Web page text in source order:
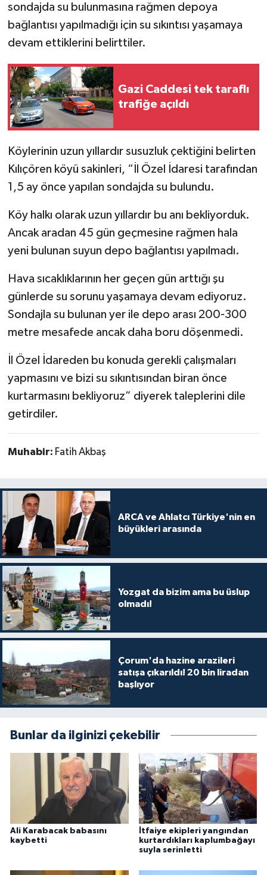
sondajda su bulunmasına rağmen depoya
bağlantısı yapılmadığı için su sıkıntısı yaşamaya
devam ettiklerini belirttiler.
Gazi Caddesi tek taraflı
trafiğe açıldı
Köylerinin uzun yıllardır susuzluk çektiğini belirten
Kılıçören köyü sakinleri, “İl Özel İdaresi tarafından
1,5 ay önce yapılan sondajda su bulundu.
Köy halkı olarak uzun yıllardır bu anı bekliyorduk.
Ancak aradan 45 gün geçmesine rağmen hala
yeni bulunan suyun depo bağlantısı yapılmadı.
Hava sıcaklıklarının her geçen gün arttığı şu
günlerde su sorunu yaşamaya devam ediyoruz.
Sondajla su bulunan yer ile depo arası 200-300
metre mesafede ancak daha boru döşenmedi.
İl Özel İdareden bu konuda gerekli çalışmaları
yapmasını ve bizi su sıkıntısından biran önce
kurtarmasını bekliyoruz” diyerek taleplerini dile
getirdiler.
Muhabir: Fatih Akbaş
ARCA ve Ahlatcı Türkiye'nin en
büyükleri arasında
Yozgat da bizim ama bu üslup
olmadı!
Çorum'da hazine arazileri
satışa çıkarıldı! 20 bin liradan
başlıyor
Bunlar da ilginizi çekebilir
Ali Karabacak babasını
kaybetti
İtfaiye ekipleri yangından
kurtardıkları kaplumbağayı
suyla serinletti